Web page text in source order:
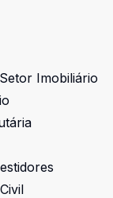
Imobiliário